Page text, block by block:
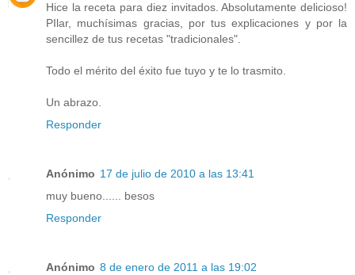
Hice la receta para diez invitados. Absolutamente delicioso!
PIlar, muchísimas gracias, por tus explicaciones y por la
sencillez de tus recetas "tradicionales".
Todo el mérito del éxito fue tuyo y te lo trasmito.
Un abrazo.
Responder
Anónimo 17 de julio de 2010 a las 13:41
muy bueno...... besos
Responder
Anónimo 8 de enero de 2011 a las 19:02